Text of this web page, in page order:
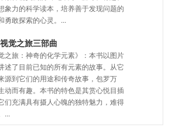
象力的科学读本，培养善于发现问题的
勇敢探索的心灵。...
觉之旅三部曲
之旅：神奇的化学元素》：本书以图片
述了目前已知的所有元素的故事。从它
源到它们的用途和传奇故事，包罗万
动而有趣。本书的特色是其赏心悦目插
们充满具有摄人心魄的独特魅力，难得
...